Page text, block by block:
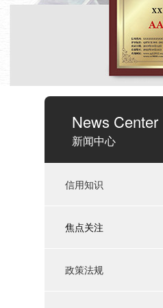
News Center
新闻中心
信用知识
焦点关注
政策法规